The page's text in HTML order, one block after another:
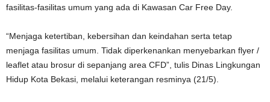
fasilitas-fasilitas umum yang ada di Kawasan Car Free Day.
“Menjaga ketertiban, kebersihan dan keindahan serta tetap
menjaga fasilitas umum. Tidak diperkenankan menyebarkan flyer /
leaflet atau brosur di sepanjang area CFD”, tulis Dinas Lingkungan
Hidup Kota Bekasi, melalui keterangan resminya (21/5).